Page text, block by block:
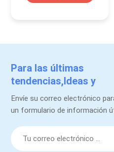
Para las últimas
tendencias,Ideas y
promociones.
Envíe su correo electrónico
un formulario de información